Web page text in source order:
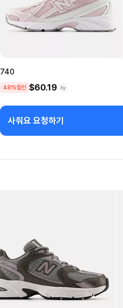
740
48%할인 $60.19
사줘요 요청하기